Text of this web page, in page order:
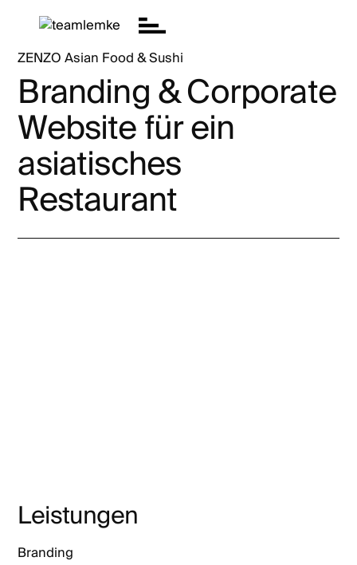
Menu
Projekte
Services
Agentur
Kontakt
ZENZO Asian Food & Sushi
Branding & Corporate
Website für ein
asiatisches
Restaurant
Leistungen
Branding